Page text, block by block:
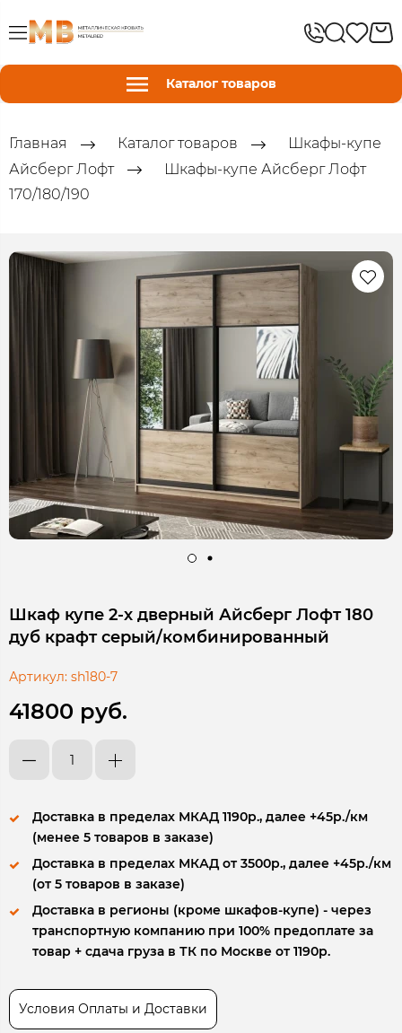
Каталог товаров
Главная Каталог товаров
Шкафы-купе
Айсберг Лофт
Шкафы-купе Айсберг Лофт
170/180/190
Шкаф купе 2-х дверный Айсберг Лофт 180
дуб крафт серый/комбинированный
Артикул: sh180-7
41800 руб.
Доставка в пределах МКАД 1190р., далее +45р./км
(менее 5 товаров в заказе)
Доставка в пределах МКАД от 3500р., далее +45р./км
(от 5 товаров в заказе)
Доставка в регионы (кроме шкафов-купе) - через
транспортную компанию при 100% предоплате за
товар + сдача груза в ТК по Москве от 1190р.
Условия Оплаты и Доставки